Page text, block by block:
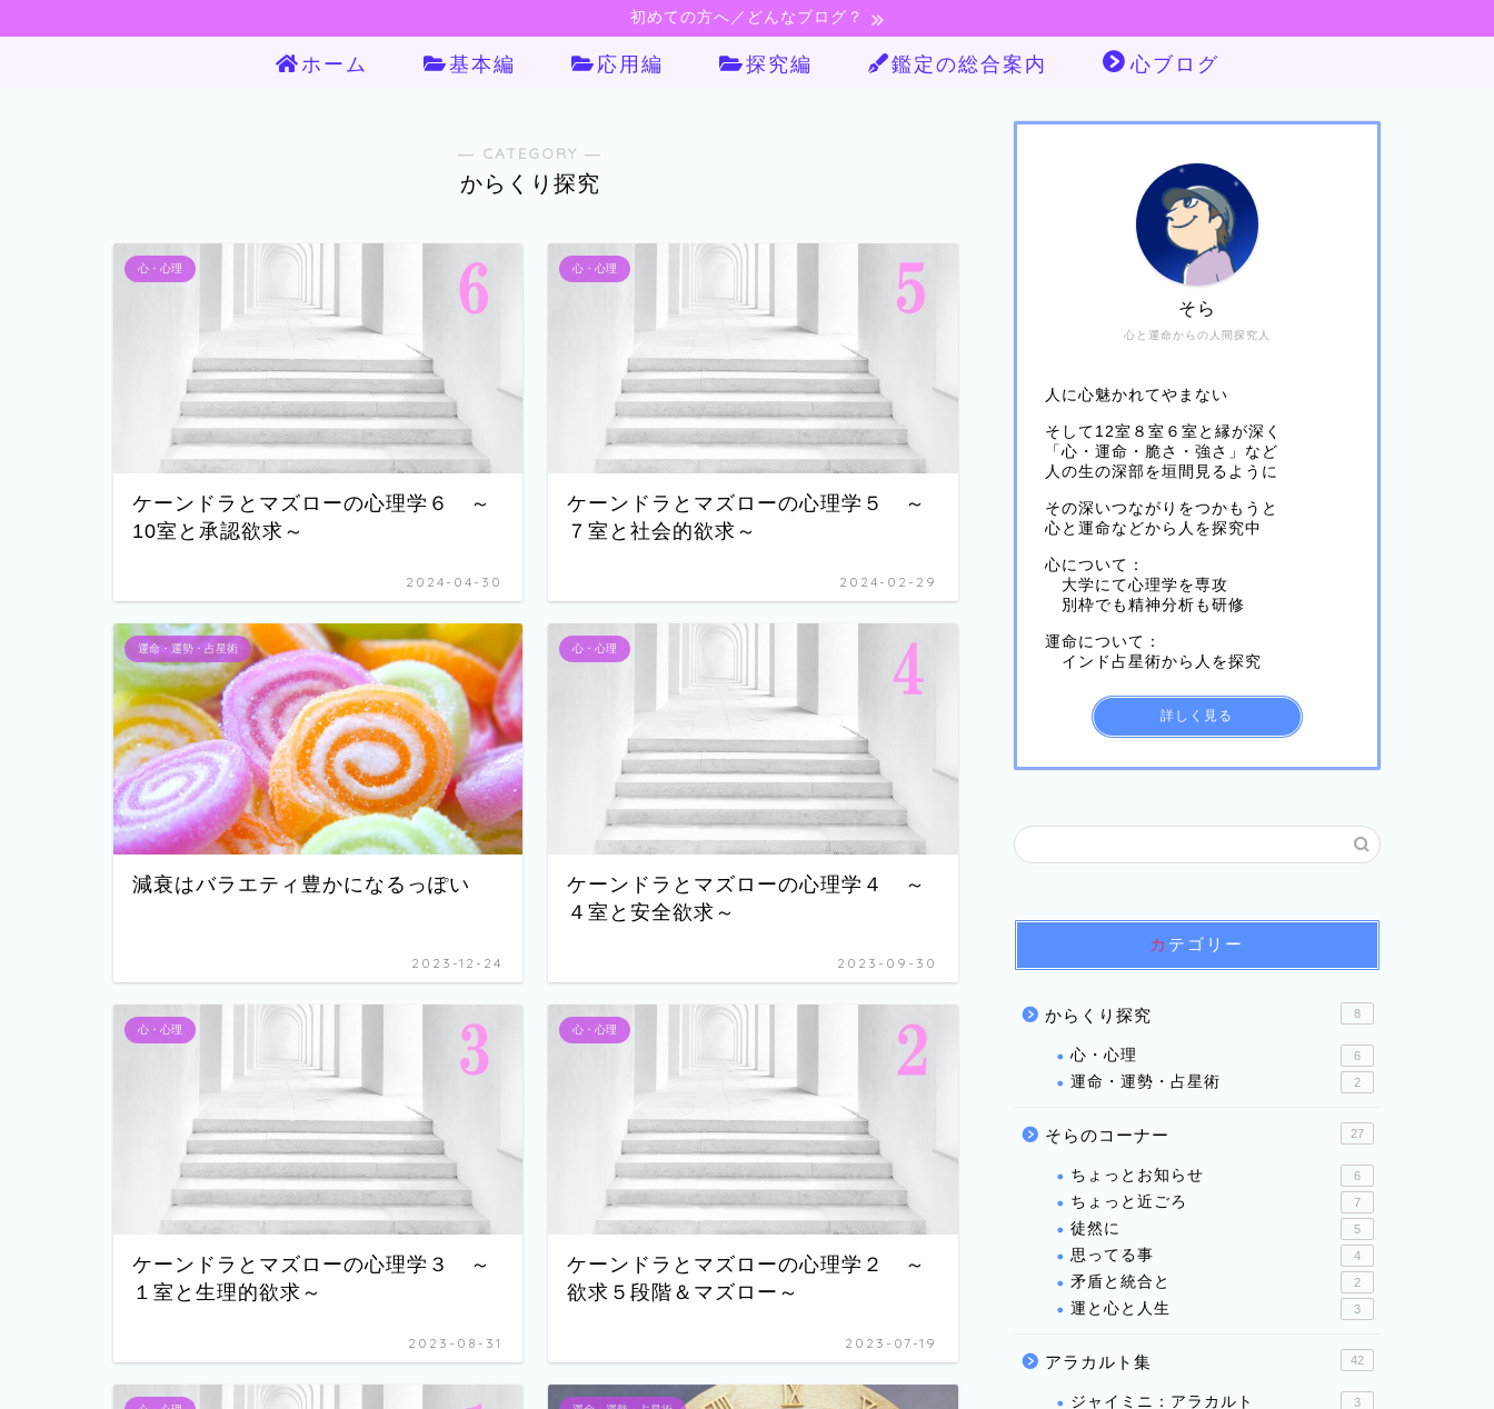
初めての方へ／どんなブログ？
ホーム 基本編 応用編 探究編 鑑定の総合案内 心ブログ
― CATEGORY ―
からくり探究
心・心理
ケーンドラとマズローの心理学６ ～
10室と承認欲求～
2024-04-30
心・心理
ケーンドラとマズローの心理学５ ～
７室と社会的欲求～
2024-02-29
運命・運勢・占星術
減衰はバラエティ豊かになるっぽい
2023-12-24
心・心理
ケーンドラとマズローの心理学４ ～
４室と安全欲求～
2023-09-30
心・心理
ケーンドラとマズローの心理学３ ～
１室と生理的欲求～
2023-08-31
心・心理
ケーンドラとマズローの心理学２ ～
欲求５段階＆マズロー～
2023-07-19
心と運命からの人間探究人
そら
人に心魅かれてやまない
そして12室８室６室と縁が深く
「心・運命・脆さ・強さ」など
人の生の深部を垣間見るように
その深いつながりをつかもうと
心と運命などから人を探究中
心について：
大学にて心理学を専攻
別枠でも精神分析も研修
運命について：
インド占星術から人を探究
詳しく見る
カテゴリー
からくり探究 8
心・心理 6
運命・運勢・占星術 2
そらのコーナー 27
ちょっとお知らせ 6
ちょっと近ごろ 7
徒然に 5
思ってる事 4
矛盾と統合と 2
運と心と人生 3
アラカルト集 42
ジャイミニ：アラカルト 3